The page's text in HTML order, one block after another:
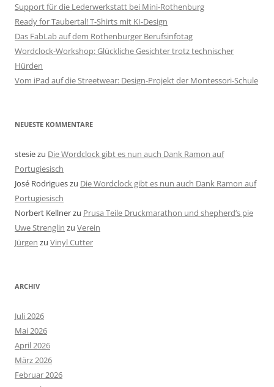
Support für die Lederwerkstatt bei Mini-Rothenburg
Ready for Taubertal! T-Shirts mit KI-Design
Das FabLab auf dem Rothenburger Berufsinfotag
Wordclock-Workshop: Glückliche Gesichter trotz technischer
Hürden
Vom iPad auf die Streetwear: Design-Projekt der Montessori-Schule
NEUESTE KOMMENTARE
stesiezu Die Wordclock gibt es nun auch Dank Ramon auf
Portugiesisch
José Rodrigueszu Die Wordclock gibt es nun auch Dank Ramon auf
Portugiesisch
Norbert Kellnerzu Prusa Teile Druckmarathon und shepherd’s pie
Uwe Strenglin zu Verein
Jürgen zu Vinyl Cutter
ARCHIV
Juli 2026
Mai 2026
April 2026
März 2026
Februar 2026